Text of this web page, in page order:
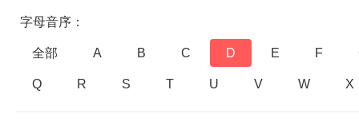
字母音序：
全部 A B C D E F
Q R S T U V W X